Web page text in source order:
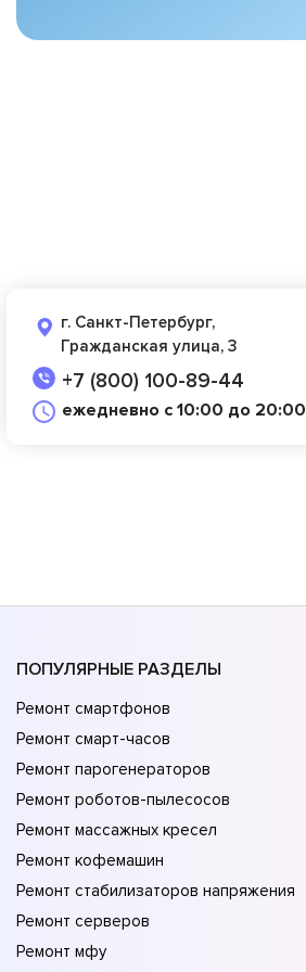
г. Санкт-Петербург,
Гражданская улица, 3
+7 (800) 100-89-44
ежедневно с 10:00 до 20:00
ПОПУЛЯРНЫЕ РАЗДЕЛЫ
Ремонт смартфонов
Ремонт смарт-часов
Ремонт парогенераторов
Ремонт роботов-пылесосов
Ремонт массажных кресел
Ремонт кофемашин
Ремонт стабилизаторов напряжения
Ремонт серверов
Ремонт мфу